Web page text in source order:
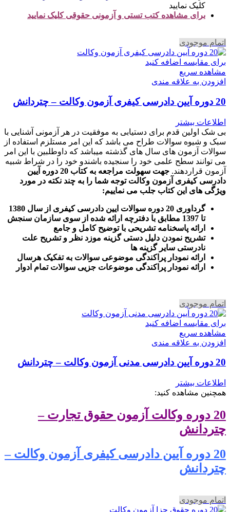
کلیک نمایید
برای مشاهده کتب تستی و آزمونی حقوقی کلیک نمایید
اتمام موجودی
برای مقایسه اضافه کنید
مشاهده سریع
افزودن به علاقه مندی
20 دوره آیین دادرسی کیفری آزمون وکالت – چتردانش
اطلاعات بیشتر
بی شک اولین قدم برای دستیابی به موفقیت در هر آزمونی آشنایی با
سبک و شیوه سوالات طراح می باشد که این امر مستلزم استفاده از
سوالات آزمون های سال های گذشته میباشد که داوطلبین با این امر
می توانند سطح علمی خود را سنجیده باشندو خود را در شراط شبیه
آزمون قراردهند.
جهت سهولت مراجعه به کتاب 20 دوره آیین
دادرسی کیفری آزمون وکالت توجه شما را به چند نکته در مورد
ویژگی های این کتاب جلب می نماییم:
گرداوری 20 دوره سوالات ایین دادرسی کیفری از سال 1380
تا 1397 مطابق با دفترچه ارائه شده از سوی سازمان سنجش
ارائه پاسخنامه تشریحی با توضیح کامل و جامع
تشریح نمودن دلیل دستی گزینه موزد نظر و تشریح علت
نادرستی سایر گزینه ها
ارائه نمودار پراکندگی موضوعی سوالات به تفکیک هرسال
رائه نمودار پراکندگی موضوعات جزیی سوالات تمام ادوار
اتمام موجودی
برای مقایسه اضافه کنید
مشاهده سریع
افزودن به علاقه مندی
20 دوره آیین دادرسی مدنی آزمون وکالت – چتردانش
اطلاعات بیشتر
همچنین مشاهده کنید:
20 دوره وکالت آزمون حقوق تجارت –
چتردانش
20 دوره آیین دادرسی کیفری آزمون وکالت –
چتردانش
اتمام موجودی